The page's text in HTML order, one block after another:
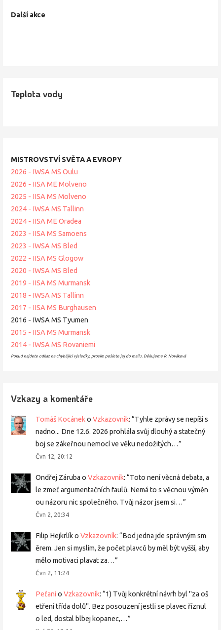
Další akce
Teplota vody
MISTROVSTVÍ SVĚTA A EVROPY
2026 - IWSA MS Oulu
2026 - IISA ME Molveno
2025 - IISA MS Molveno
2024 - IWSA MS Tallinn
2024 - IISA ME Oradea
2023 - IISA MS Samoens
2023 - IWSA MS Bled
2022 - IISA MS Glogow
2020 - IWSA MS Bled
2019 - IISA MS Murmansk
2018 - IWSA MS Tallinn
2017 - IISA MS Burghausen
2016 - IWSA MS Tyumen
2015 - IISA MS Murmansk
2014 - IWSA MS Rovaniemi
Pokud najdete odkaz na chybějící výsledky, prosím pošlete jej do mailu. Děkujeme R. Nováková
Vzkazy a komentáře
Tomáš KocánekoVzkazovník: “Tyhle zprávy se nepíší s
nadno... Dne 12.6. 2026 prohlála svůj dlouhý a statečný
boj se zákeřnou nemocí ve věku nedožitých…”
Čvn 12, 20:12
Ondřej Záruba oVzkazovník: “Toto není věcná debata, a
le zmeť argumentačních faulů. Nemá to s věcnou výměn
ou názoru nic společného. Tvůj názor jsem si…”
Čvn 2, 20:34
Filip HejkrlíkoVzkazovník: “Bod jedna jde správným sm
ěrem. Jen si myslím, že počet plavců by měl být vyšší, aby
mělo motivaci plavat za…”
Čvn 2, 11:24
Peťani oVzkazovník: “1) Tvůj konkrétní návrh byl "za oš
etření třída dolů". Bez posouzení jestli se plavec říznul
o led, dostal blbej kopanec,…”